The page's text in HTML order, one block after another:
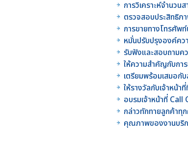
การวิเคราะห์จำนว
ตรวจสอบประสิทธิภ
การขายทางโทรศัพ
หมั่นปรับปรุงองค์คว
รับฟังและสอบถามค
ให้ความสำคัญกับกา
เตรียมพร้อมเสมอกั
ให้รางวัลกับเจ้าหน้า
อบรมเจ้าหน้าที่
กล่าวทักทายลูกค้าทุ
คุณภาพของงานบริก